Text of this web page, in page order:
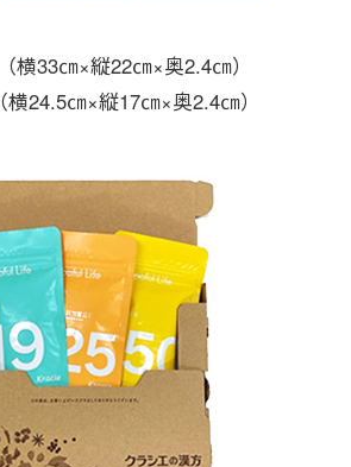
（横33㎝×縦22㎝×奥2.4㎝）
（横24.5㎝×縦17㎝×奥2.4㎝）